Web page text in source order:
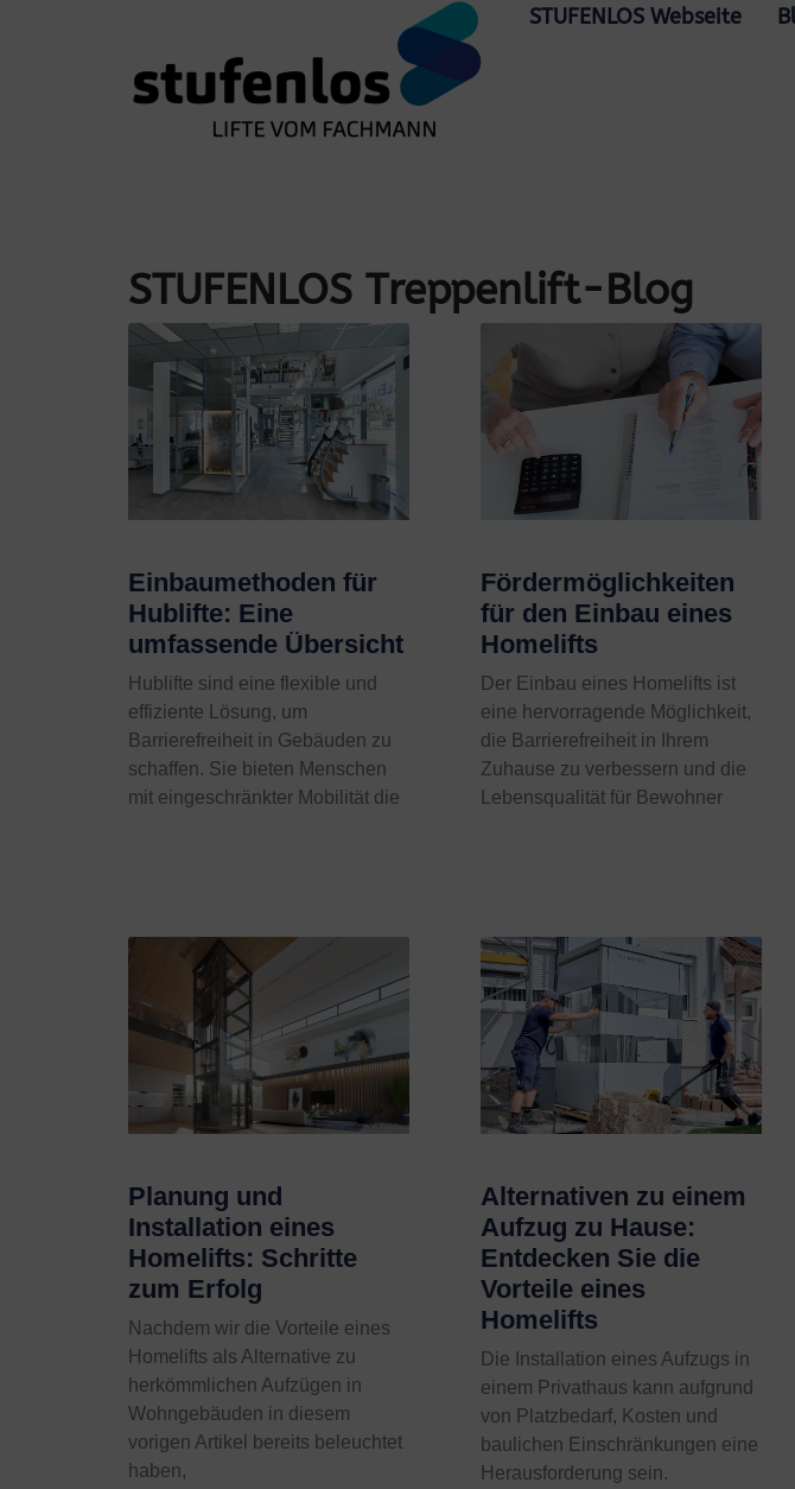
STUFENLOS Webseite
STUFENLOS Treppenlift-Blog
Einbaumethoden für
Hublifte: Eine
umfassende Übersicht
Hublifte sind eine flexible und
effiziente Lösung, um
Barrierefreiheit in Gebäuden zu
schaffen. Sie bieten Menschen
mit eingeschränkter Mobilität die
Fördermöglichkeiten
für den Einbau eines
Homelifts
Der Einbau eines Homelifts ist
eine hervorragende Möglichkeit,
die Barrierefreiheit in Ihrem
Zuhause zu verbessern und die
Lebensqualität für Bewohner
Planung und
Installation eines
Homelifts: Schritte
zum Erfolg
Nachdem wir die Vorteile eines
Homelifts als Alternative zu
herkömmlichen Aufzügen in
Wohngebäuden in diesem
vorigen Artikel bereits beleuchtet
haben,
Alternativen zu einem
Aufzug zu Hause:
Entdecken Sie die
Vorteile eines
Homelifts
Die Installation eines Aufzugs in
einem Privathaus kann aufgrund
von Platzbedarf, Kosten und
baulichen Einschränkungen eine
Herausforderung sein.